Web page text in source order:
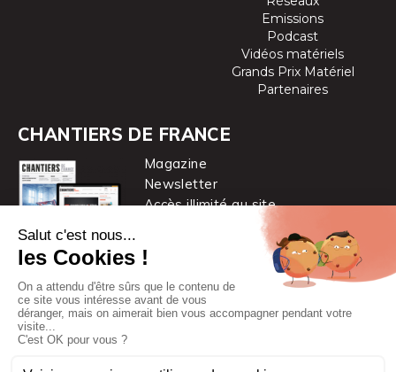
Emissions
Podcast
Vidéos matériels
Grands Prix Matériel
Partenaires
CHANTIERS DE FRANCE
Magazine
Newsletter
Accès illimité au site
Chantiers de France est une marque